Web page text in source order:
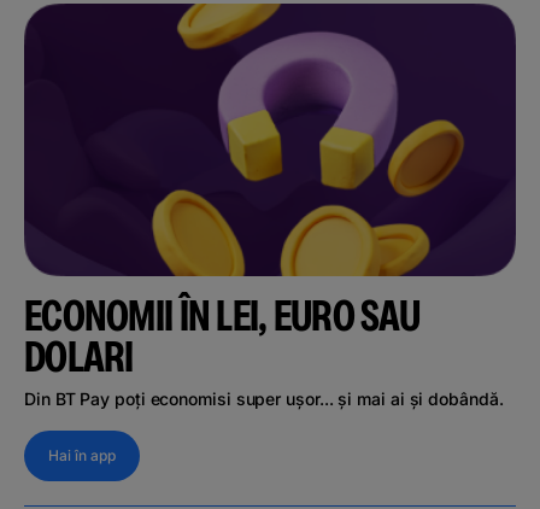
ECONOMII ÎN LEI, EURO SAU
DOLARI
Din BT Pay poți economisi super ușor... și mai ai și dobândă.
Hai în app